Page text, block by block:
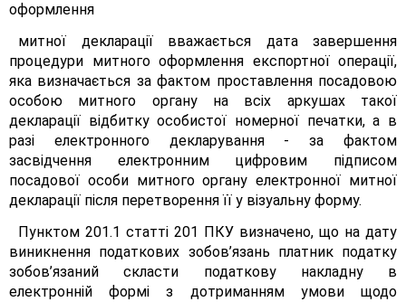
оформлення
митної декларації вважається дата завершення
процедури митного оформлення експортної операції,
яка визначається за фактом проставлення посадовою
особою митного органу на всіх аркушах такої
декларації відбитку особистої номерної печатки, а в
разі електронного декларування - за фактом
засвідчення електронним цифровим підписом
посадової особи митного органу електронної митної
декларації після перетворення її у візуальну форму.
Пунктом 201.1 статті 201 ПКУ визначено, що на дату
виникнення податкових зобов’язань платник податку
зобов’язаний скласти податкову накладну в
електронній формі з дотриманням умови щодо